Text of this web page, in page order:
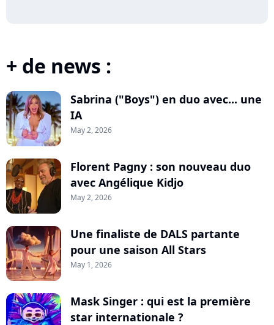
+ de news :
Sabrina ("Boys") en duo avec... une
IA
May 2, 2026
Florent Pagny : son nouveau duo
avec Angélique Kidjo
May 2, 2026
Une finaliste de DALS partante
pour une saison All Stars
May 1, 2026
Mask Singer : qui est la première
star internationale ?